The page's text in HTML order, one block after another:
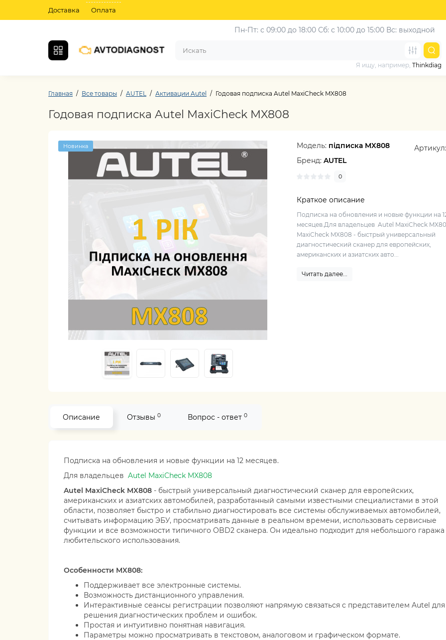
Доставка Оплата
Пн-Пт: с 09:00 до 18:00 Сб: с 10:00 до 15:00 Вс: выходной
Я ищу, например, Thinkdiag
Главная Все товары AUTEL Активации Autel Годовая подписка Autel MaxiCheck MX808
Годовая подписка Autel MaxiCheck MX808
Новинка Модель: підписка MX808
Бренд:AUTEL
0
Краткое описание
Подписка на обновления и новые функции на
месяцев.Для владельцев Autel MaxiCheck
MaxiCheck MX808 - быстрый универсальный
диагностический сканер для европейских,
американских и азиатских авто...
Читать далее...
Описание Отзывы 0 Вопрос - ответ 0
Подписка на обновления и новые функции на 12 месяцев.
Для владельцев Autel MaxiCheck MX808
Autel MaxiCheck MX808 - быстрый универсальный диагностический сканер для европейских,
американских и азиатских автомобилей, разработанный самыми известными специалистами в этой
области, позволяет быстро и стабильно диагностировать все системы обслуживаемых автомобилей,
считывать информацию ЭБУ, просматривать данные в реальном времени, использовать сервисные
функции и все возможности типичного OBD2 сканера. Он идеально подходит для небольшого
любительского использования.
Особенности MX808:
Поддерживает все электронные системы.
Возможность дистанционного управления.
Интерактивные сеансы регистрации позволяют напрямую связаться с представителем Autel для
решения диагностических проблем и ошибок.
Простая и интуитивно понятная навигация.
Параметры можно просматривать в текстовом, аналоговом и графическом формате.